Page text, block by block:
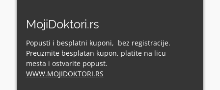
MojiDoktori.rs
Popusti i besplatni kuponi, bez registracije.
Preuzmite besplatan kupon, platite na licu
mesta i ostvarite popust.
WWW.MOJIDOKTORI.RS